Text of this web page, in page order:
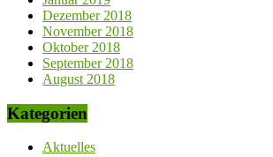
Dezember 2018
November 2018
Oktober 2018
September 2018
August 2018
Kategorien
Aktuelles